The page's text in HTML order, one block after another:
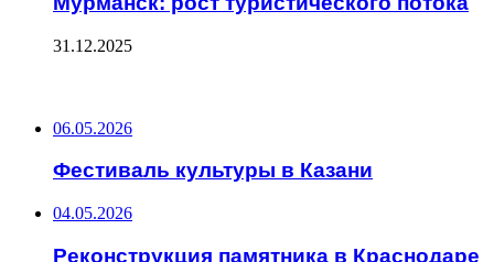
31.12.2025
06.05.2026
Фестиваль культуры в Казани
04.05.2026
Реконструкция памятника в Краснодаре